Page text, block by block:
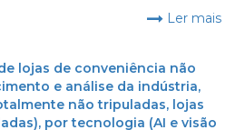
Ler mais
lojas de conveniência não
e análise da indústria,
não tripuladas, lojas
por tecnologia (AI e visão